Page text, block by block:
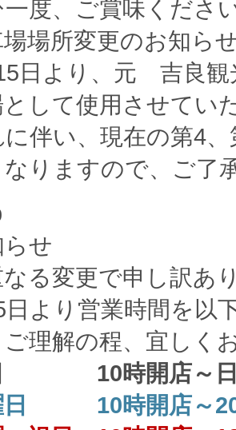
度、ご賞味くださ
場所変更のお知ら
日より、元 吉良観
して使用させてい
に伴い、現在の第4
なりますので、ご了
せ
なる変更で申し訳あ
日より営業時間を以
理解の程、宜しく
10時開店～日
日 10時開店～20